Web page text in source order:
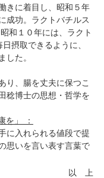
きに着目し、昭和５年
成功。ラクトバチルス
和１０年には、ラクト
摂取できるように、
した。
り、腸を丈夫に保つこ
稔博士の思想・哲学を
を」 ：
に入れられる値段で提
思いを言い表す言葉で
以 上